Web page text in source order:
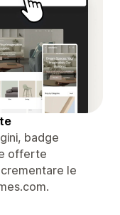
badge
offerte
le